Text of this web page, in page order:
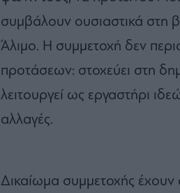
συμβάλουν ουσιαστικά στη
Άλιμο. Η συμμετοχή δεν
προτάσεων: στοχεύει στη
λειτουργεί ως εργαστήρι
αλλαγές.
Δικαίωμα συμμετοχής έχουν